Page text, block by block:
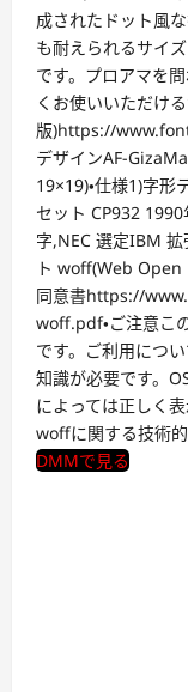
成されたドット風
も耐えられるサイ
です。プロアマを
くお使いいただけ
版)https://
デザインAF-
19×19)・仕様1)字
セット CP932 1990
字,NEC 選定IBM
ト woff(Web Open
同意書https://
woff.pdf・ご注意
です。ご利用につ
知識が必要です。
によっては正しく
woffに関する技術
DMMで見る